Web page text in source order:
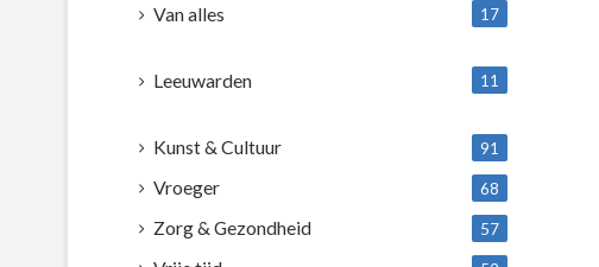
Van alles
17
Leeuwarden
11
Kunst & Cultuur 91
Vroeger 68
Zorg & Gezondheid 57